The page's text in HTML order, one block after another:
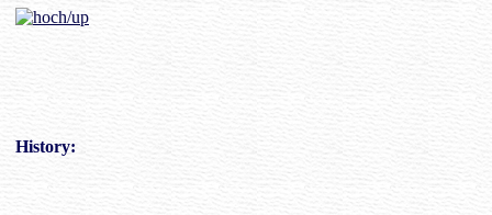
History: